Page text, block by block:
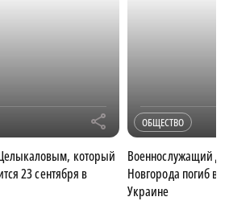
r
который
23 сентября в
ОБЩЕСТВО
Военнослужащий
Новгорода погиб в
Украине